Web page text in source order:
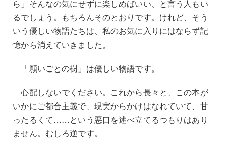
ら」そんなの気にせずに楽しめばいい、と言う人もい
るでしょう。もちろんそのとおりです。けれど、そう
いう優しい物語たちは、私のお気に入りにはならず記
憶から消えていきました。
「願いごとの樹」は優しい物語です。
心配しないでください。これから長々と、この本が
いかにご都合主義で、現実からかけはなれていて、甘
ったるくて……という悪口を述べ立てるつもりはあり
ません。むしろ逆です。